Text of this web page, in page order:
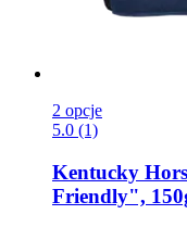
2 opcje
5.0 (1)
Kentucky
Friendly",